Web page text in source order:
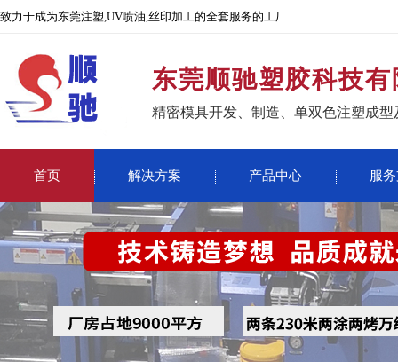
致力于成为东莞注塑,UV喷油,丝印加工的全套服务的工厂
东莞顺驰塑胶科技
精密模具开发、制造、单双色注塑成
首页 解决方案 产品中心 服